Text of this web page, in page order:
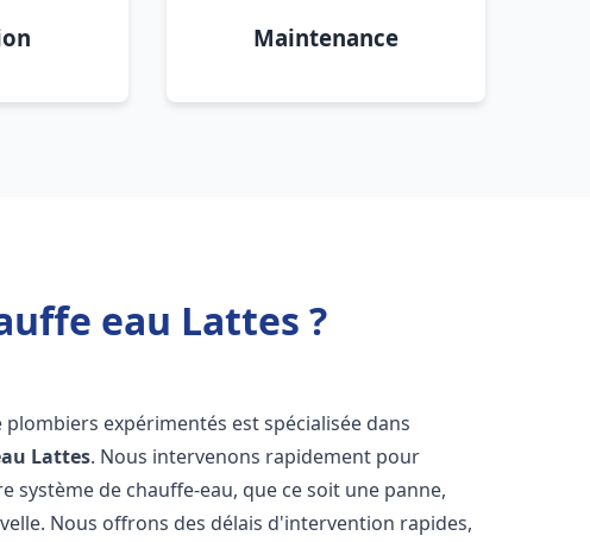
Maintenance
eau Lattes ?
expérimentés est spécialisée dans
Lattes. Nous intervenons rapidement pour
système de chauffe-eau, que ce soit une panne,
Nous offrons des délais d'intervention rapides,